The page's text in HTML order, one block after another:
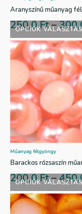
OPCIÓK
Aranyszínű műanyag
250,0Ft–
OPCIÓK
Műanyag félgyöngy
Barackos rózsaszín
200,0Ft–